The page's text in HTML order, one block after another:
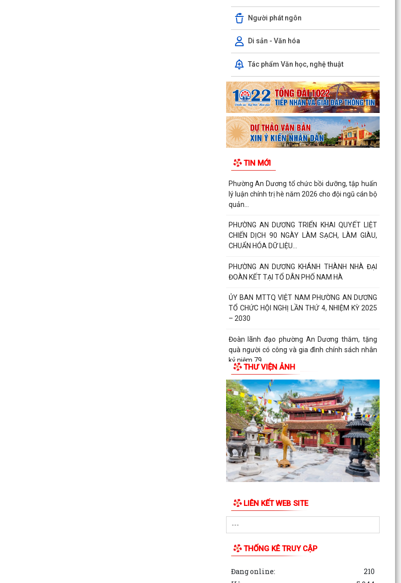
Người phát ngôn
Di sản - Văn hóa
Tác phẩm Văn học, nghệ thuật
TIN MỚI
Phường An Dương tổ chức bồi dưỡng, tập huấn
lý luận chính trị hè năm 2026 cho đội ngũ cán bộ
quản...
PHƯỜNG AN DƯƠNG TRIỂN KHAI QUYẾT LIỆT
CHIẾN DỊCH 90 NGÀY LÀM SẠCH, LÀM GIÀU,
CHUẨN HÓA DỮ LIỆU...
PHƯỜNG AN DƯƠNG KHÁNH THÀNH NHÀ ĐẠI
ĐOÀN KẾT TẠI TỔ DÂN PHỐ NAM HÀ
ỦY BAN MTTQ VIỆT NAM PHƯỜNG AN DƯƠNG
TỔ CHỨC HỘI NGHỊ LẦN THỨ 4, NHIỆM KỲ 2025
– 2030
Đoàn lãnh đạo phường An Dương thăm, tặng
quà người có công và gia đình chính sách nhân
kỷ niệm 79...
ỦY BAN MẶT TRẬN TỔ QUỐC VIỆT NAM
PHƯỜNG AN DƯƠNG TỔ CHỨC HỘI NGHỊ GIAO
BAN CÔNG TÁC MẶT TRẬN ĐÁNH...
THƯ VIỆN ẢNH
LIÊN KẾT WEB SITE
THỐNG KÊ TRUY CẬP
Đang online:
210